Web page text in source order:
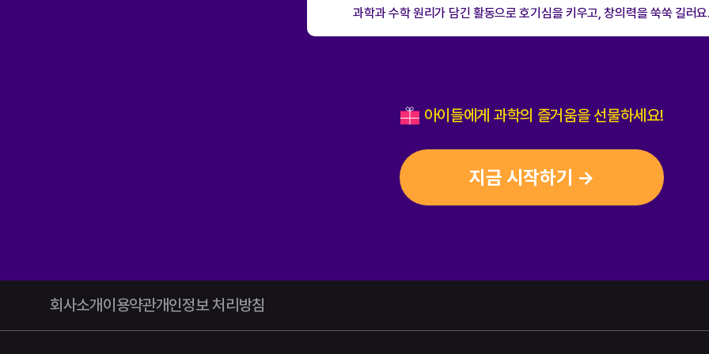
과학과 수학 원리가 담긴 활동으로 호기심을 키우고, 창의력을 쑥쑥 길러
아이들에게 과학의 즐거움을 선물하세요!
지금 시작하기 →
회사소개이용약관개인정보 처리방침